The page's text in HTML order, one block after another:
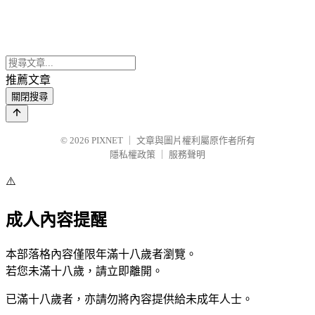
推薦文章
關閉搜尋
© 2026 PIXNET
文章與圖片權利屬原作者所有
隱私權政策
服務聲明
⚠️
成人內容提醒
本部落格內容僅限年滿十八歲者瀏覽。
若您未滿十八歲，請立即離開。
已滿十八歲者，亦請勿將內容提供給未成年人士。